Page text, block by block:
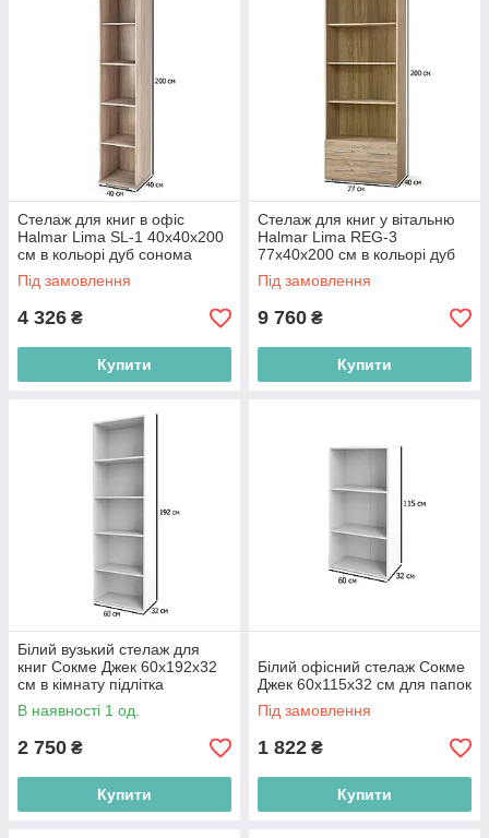
Стелаж для книг в офіс
Halmar Lima SL-1 40х40х200
см в кольорі дуб сонома
Під замовлення
4 326 ₴
Купити
Стелаж для книг у вітальню
Halmar Lima REG-3
77х40х200 см в кольорі дуб
сонома
Під замовлення
9 760 ₴
Купити
Білий вузький стелаж для
книг Сокме Джек 60х192х32
см в кімнату підлітка
В наявності 1 од.
2 750 ₴
Купити
Білий офісний стелаж Сокме
Джек 60х115х32 см для папок
Під замовлення
1 822 ₴
Купити